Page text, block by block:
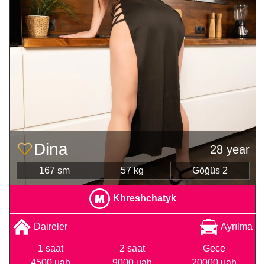
Dina 28 year
167 sm 57 kg Göğüs 2
Khreshchatyk
Daireler Ayrılma
1 saat
2 saat
Gece